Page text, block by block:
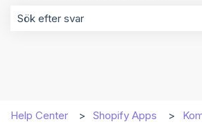
Help Center Shopify Apps